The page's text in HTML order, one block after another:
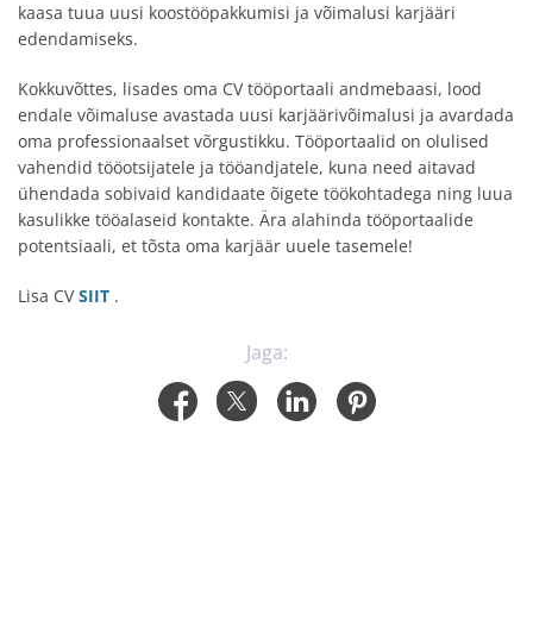
kaasa tuua uusi koostööpakkumisi ja võimalusi karjääri
edendamiseks.
Kokkuvõttes, lisades oma CV tööportaali andmebaasi, lood
endale võimaluse avastada uusi karjäärivõimalusi ja avardada
oma professionaalset võrgustikku. Tööportaalid on olulised
vahendid tööotsijatele ja tööandjatele, kuna need aitavad
ühendada sobivaid kandidaate õigete töökohtadega ning luua
kasulikke tööalaseid kontakte. Ära alahinda tööportaalide
potentsiaali, et tõsta oma karjäär uuele tasemele!
Lisa CVSIIT .
Jaga: